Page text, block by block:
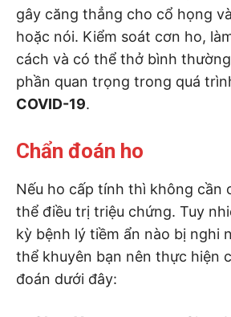
gây căng thẳng cho cổ họng
hoặc nói. Kiểm soát cơn ho,
cách và có thể thở bình
phần quan trọng trong quá
COVID-19.
Chẩn đoán ho
Nếu ho cấp tính thì không cần
thể điều trị triệu chứng. Tuy
kỳ bệnh lý tiềm ẩn nào bị nghi
thể khuyên bạn nên thực hiện
đoán dưới đây: